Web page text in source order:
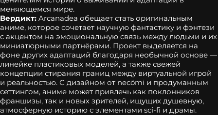
меняющемся мире.
Вердикт: Arcanadea обещает стать оригинальным
аниме, которое сочетает научную фантастику и фэнтези
с акцентом на эмоциональную связь между людьми и их
миниатюрными партнёрами. Проект выделяется на
фоне других адаптаций благодаря необычной основе —
линейке пластиковых моделей, а также свежей
концепции стирания границ между виртуальной игрой
и реальностью. С дизайном от necömi и продуманным
сеттингом, аниме может привлечь как поклонников
франшизы, так и новых зрителей, ищущих душевную,
атмосферную историю с элементами sci‑fi и драмы.